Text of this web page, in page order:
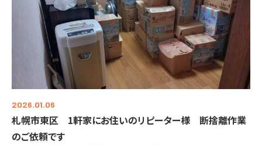
2026.01.06
札幌市東区 1軒家にお住いのリピーター様 断捨離作業
のご依頼です